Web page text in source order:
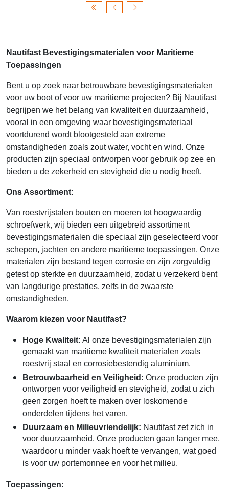
Nautifast Bevestigingsmaterialen voor Maritieme
Toepassingen
Bent u op zoek naar betrouwbare bevestigingsmaterialen
voor uw boot of voor uw maritieme projecten? Bij Nautifast
begrijpen we het belang van kwaliteit en duurzaamheid,
vooral in een omgeving waar bevestigingsmateriaal
voortdurend wordt blootgesteld aan extreme
omstandigheden zoals zout water, vocht en wind. Onze
producten zijn speciaal ontworpen voor gebruik op zee en
bieden u de zekerheid en stevigheid die u nodig heeft.
Ons Assortiment:
Van roestvrijstalen bouten en moeren tot hoogwaardig
schroefwerk, wij bieden een uitgebreid assortiment
bevestigingsmaterialen die speciaal zijn geselecteerd voor
schepen, jachten en andere maritieme toepassingen. Onze
materialen zijn bestand tegen corrosie en zijn zorgvuldig
getest op sterkte en duurzaamheid, zodat u verzekerd bent
van langdurige prestaties, zelfs in de zwaarste
omstandigheden.
Waarom kiezen voor Nautifast?
Hoge Kwaliteit: Al onze bevestigingsmaterialen zijn
gemaakt van maritieme kwaliteit materialen zoals
roestvrij staal en corrosiebestendig aluminium.
Betrouwbaarheid en Veiligheid: Onze producten zijn
ontworpen voor veiligheid en stevigheid, zodat u zich
geen zorgen hoeft te maken over loskomende
onderdelen tijdens het varen.
Duurzaam en Milieuvriendelijk: Nautifast zet zich in
voor duurzaamheid. Onze producten gaan langer mee,
waardoor u minder vaak hoeft te vervangen, wat goed
is voor uw portemonnee en voor het milieu.
Toepassingen: